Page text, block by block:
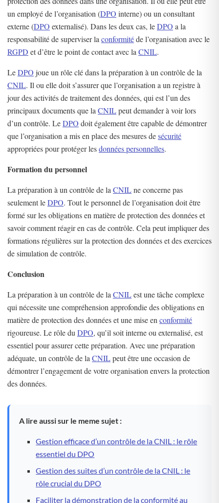
un employé de l’organisation (DPO interne) ou un consultant
externe (DPO externalisé). Dans les deux cas, leDPO a la
responsabilité de superviser la conformitéde l’organisation avec le
RGPD et d’être le point de contact avec la CNIL.
LeDPO joue un rôle clé dans la préparation à un contrôle de la
CNIL. Il ou elle doit s’assurer que l’organisation a un registre à
jour des activités de traitement des données, qui est l’un des
principaux documents que la CNILpeut demander à voir lors
d’un contrôle. LeDPO doit également être capable de démontrer
que l’organisation a mis en place des mesures desécurité
appropriées pour protéger lesdonnées personnelles.
Formation du personnel
La préparation à un contrôle de la CNILne concerne pas
seulement leDPO. Tout le personnel de l’organisation doit être
formé sur les obligations en matière de protection des données et
savoir comment réagir en cas de contrôle. Cela peut impliquer des
formations régulières sur la protection des données et des exercices
de simulation de contrôle.
Conclusion
La préparation à un contrôle de la CNILest une tâche complexe
qui nécessite une compréhension approfondie des obligations en
matière de protection des données et une mise en conformité
rigoureuse. Le rôle du DPO, qu’il soit interne ou externalisé, est
essentiel pour assurer cette préparation. Avec une préparation
adéquate, un contrôle de la CNILpeut être une occasion de
démontrer l’engagement de votre organisation envers la protection
des données.
A lire aussi sur le meme sujet :
Gestion efficace d’un contrôle de la CNIL : le rôle
essentiel du DPO
Gestion des suites d’un contrôle de la CNIL : le
rôle crucial du DPO
Faciliter la démonstration de la conformité au